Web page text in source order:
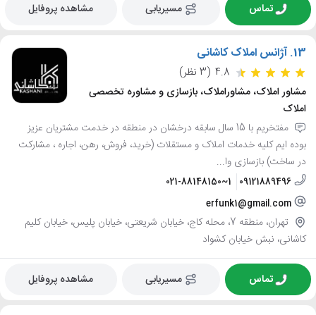
تماس مسیریابی مشاهده پروفایل
13. آژانس املاک کاشانی
4.8 (3 نظر)
مشاور املاک، مشاوراملاک، بازسازی و مشاوره تخصصی
املاک
مفتخریم با 15 سال سابقه درخشان در منطقه در خدمت مشتریان عزیز
بوده ایم کلیه خدمات املاک و مستقلات (خرید، فروش، رهن، اجاره ، مشارکت
در ساخت) بازسازی وا...
09121889496
021-88148150~1
erfunk1@gmail.com
تهران، منطقه 7، محله کاج، خیابان شریعتی، خیابان پلیس، خیابان کلیم
کاشانی، نبش خیابان کشواد
تماس مسیریابی مشاهده پروفایل